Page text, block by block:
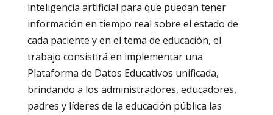
inteligencia artificial para que puedan tener
información en tiempo real sobre el estado de
cada paciente y en el tema de educación, el
trabajo consistirá en implementar una
Plataforma de Datos Educativos unificada,
brindando a los administradores, educadores,
padres y líderes de la educación pública las